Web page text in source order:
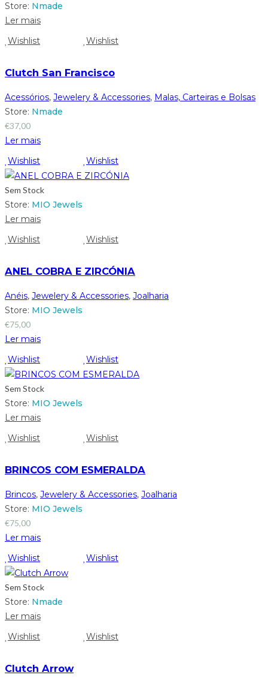
Store: Nmade
Ler mais
Wishlist
Wishlist
Clutch San Francisco
Acessórios, Jewelery & Accessories, Malas, Carteiras e Bolsas
Store: Nmade
€37,00
Ler mais
Wishlist
Wishlist
Sem Stock
Store: MIO Jewels
Ler mais
Wishlist
Wishlist
ANEL COBRA E ZIRCÓNIA
Anéis, Jewelery & Accessories, Joalharia
Store: MIO Jewels
€75,00
Ler mais
Wishlist
Wishlist
Sem Stock
Store: MIO Jewels
Ler mais
Wishlist
Wishlist
BRINCOS COM ESMERALDA
Brincos, Jewelery & Accessories, Joalharia
Store: MIO Jewels
€75,00
Ler mais
Wishlist
Wishlist
Sem Stock
Store: Nmade
Ler mais
Wishlist
Wishlist
Clutch Arrow